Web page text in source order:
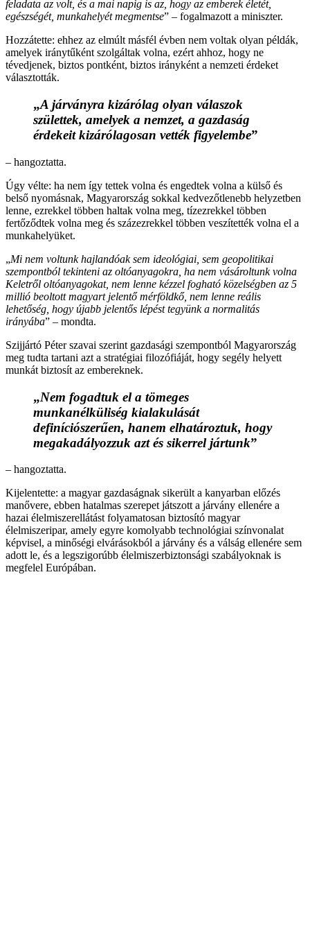
feladata az volt, és a mai napig is az, hogy az emberek életét,
egészségét, munkahelyét megmentse” – fogalmazott a miniszter.
Hozzátette: ehhez az elmúlt másfél évben nem voltak olyan példák,
amelyek iránytűként szolgáltak volna, ezért ahhoz, hogy ne
tévedjenek, biztos pontként, biztos irányként a nemzeti érdeket
választották.
„A járványra kizárólag olyan válaszok
születtek, amelyek a nemzet, a gazdaság
érdekeit kizárólagosan vették figyelembe”
– hangoztatta.
Úgy vélte: ha nem így tettek volna és engedtek volna a külső és
belső nyomásnak, Magyarország sokkal kedvezőtlenebb helyzetben
lenne, ezrekkel többen haltak volna meg, tízezrekkel többen
fertőződtek volna meg és százezrekkel többen veszítették volna el a
munkahelyüket.
„Mi nem voltunk hajlandóak sem ideológiai, sem geopolitikai
szempontból tekinteni az oltóanyagokra, ha nem vásároltunk volna
Keletről oltóanyagokat, nem lenne kézzel fogható közelségben az 5
millió beoltott magyart jelentő mérföldkő, nem lenne reális
lehetőség, hogy újabb jelentős lépést tegyünk a normalitás
irányába” – mondta.
Szijjártó Péter szavai szerint gazdasági szempontból Magyarország
meg tudta tartani azt a stratégiai filozófiáját, hogy segély helyett
munkát biztosít az embereknek.
„Nem fogadtuk el a tömeges
munkanélküliség kialakulását
definíciószerűen, hanem elhatároztuk, hogy
megakadályozzuk azt és sikerrel jártunk”
– hangoztatta.
Kijelentette: a magyar gazdaságnak sikerült a kanyarban előzés
manővere, ebben hatalmas szerepet játszott a járvány ellenére a
hazai élelmiszerellátást folyamatosan biztosító magyar
élelmiszeripar, amely egyre komolyabb technológiai színvonalat
képvisel, a minőségi elvárásokból a járvány és a válság ellenére sem
adott le, és a legszigorúbb élelmiszerbiztonsági szabályoknak is
megfelel Európában.